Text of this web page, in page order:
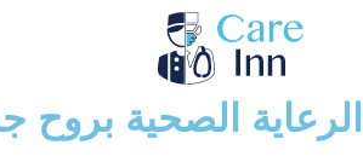
الرعاية الصحية بروح